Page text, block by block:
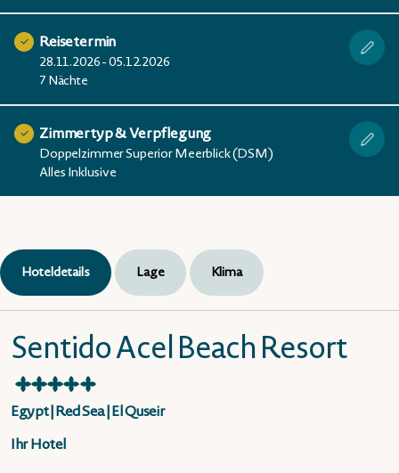
Reisetermin
28.11.2026 - 05.12.2026
7 Nächte
Zimmertyp & Verpflegung
Doppelzimmer Superior Meerblick (DSM)
Alles Inklusive
Hoteldetails Lage Klima
Sentido Acel Beach Resort
★★★★★
Egypt|Red Sea|El Quseir
Ihr Hotel